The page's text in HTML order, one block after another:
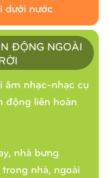
dưới nước
ĐỘNG NGOÀI
âm nhạc-nhạc cụ
động liên hoàn
nhà bưng
nhà, ngoài